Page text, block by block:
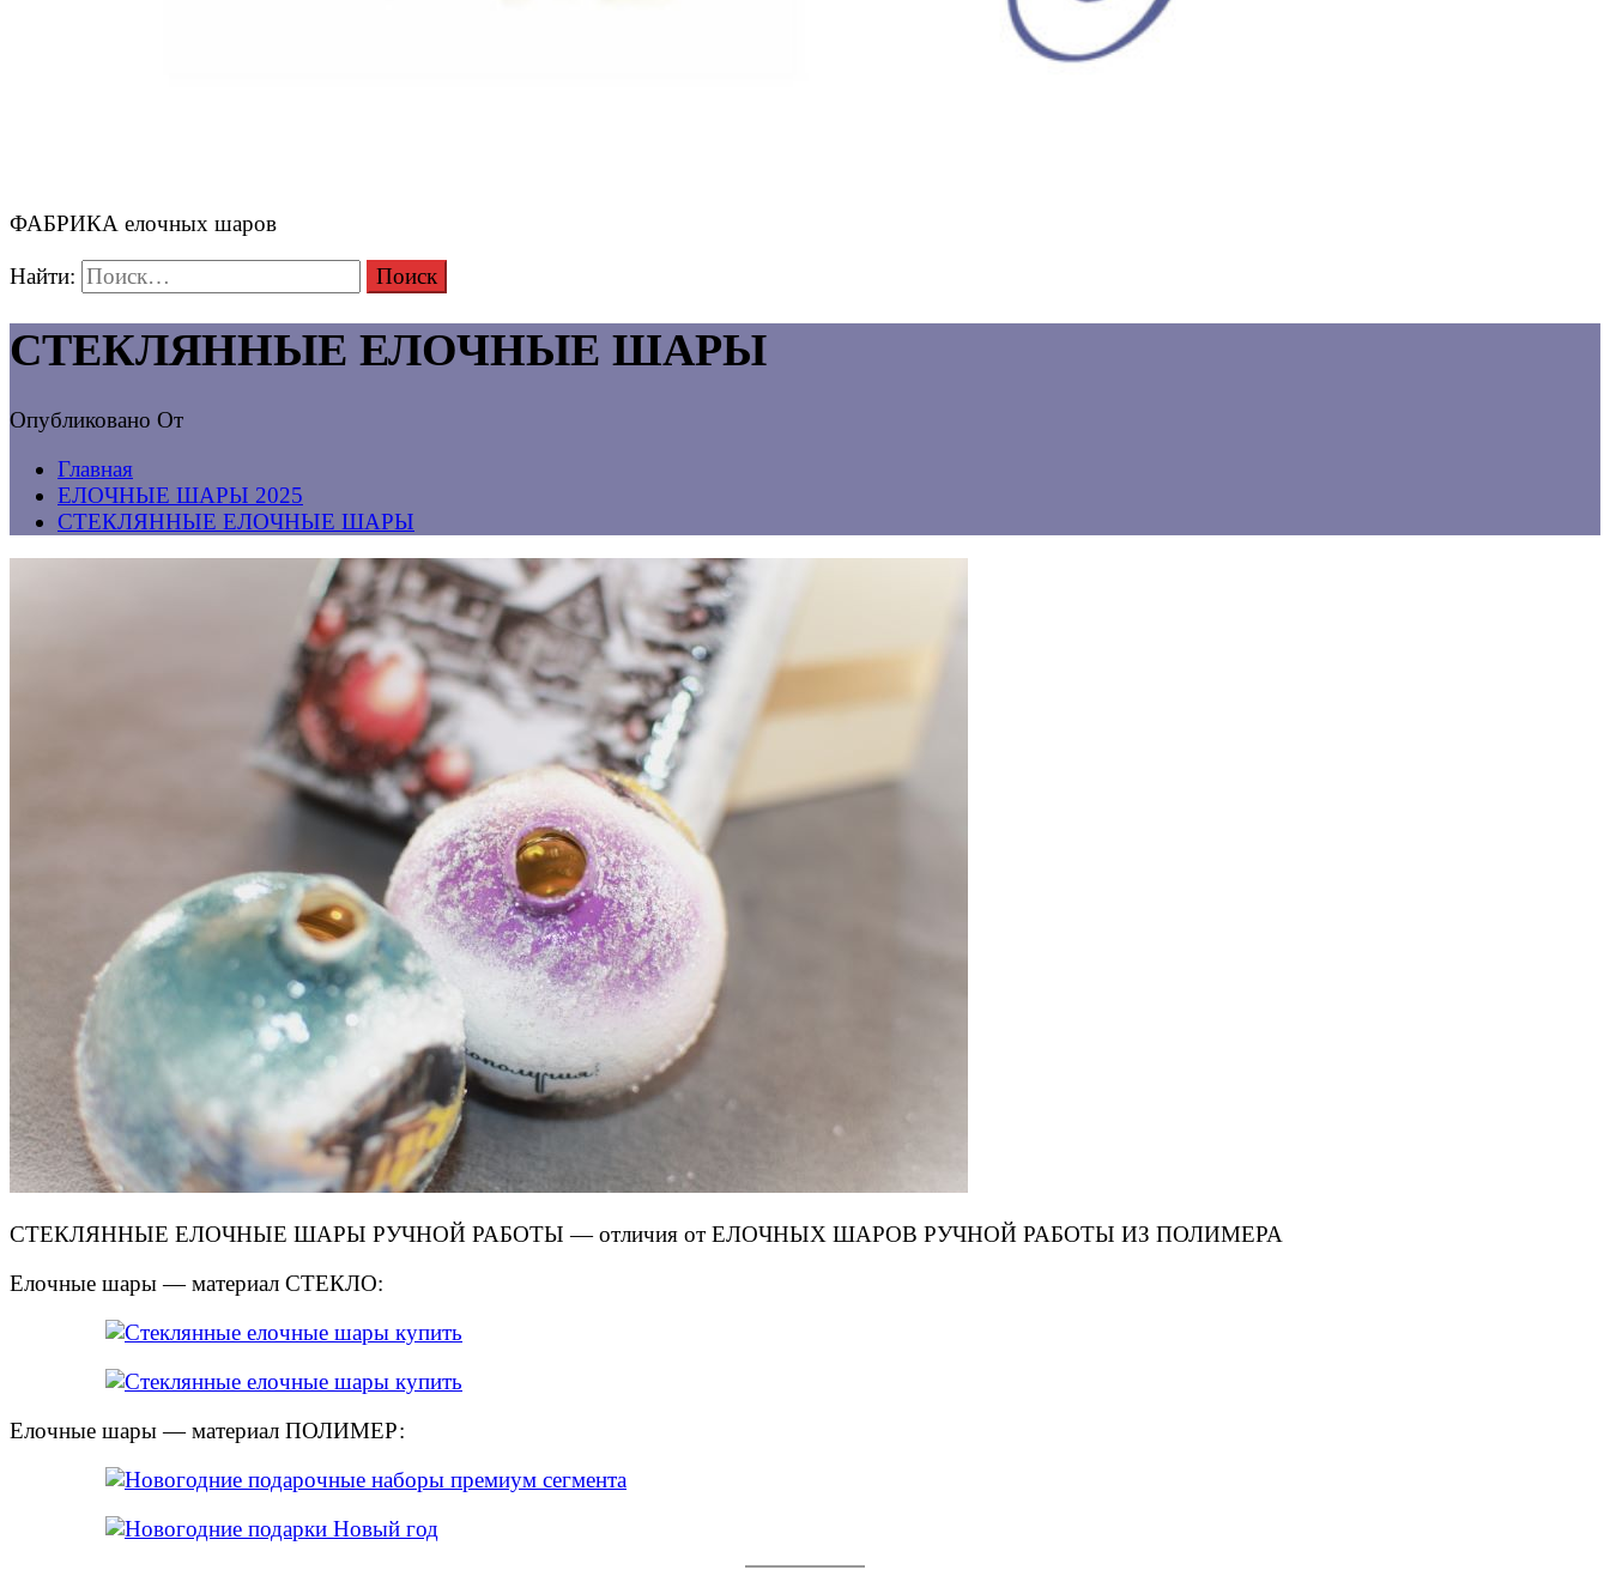
ФАБРИКА елочных шаров
Найти:
СТЕКЛЯННЫЕ ЕЛОЧНЫЕ ШАРЫ
Опубликовано От
Главная
ЕЛОЧНЫЕ ШАРЫ 2025
СТЕКЛЯННЫЕ ЕЛОЧНЫЕ ШАРЫ
СТЕКЛЯННЫЕ ЕЛОЧНЫЕ ШАРЫ РУЧНОЙ РАБОТЫ — отличия от ЕЛОЧНЫХ ШАРОВ РУЧНОЙ РАБОТЫ ИЗ ПОЛИМЕРА
Елочные шары — материал СТЕКЛО:
Елочные шары — материал ПОЛИМЕР: